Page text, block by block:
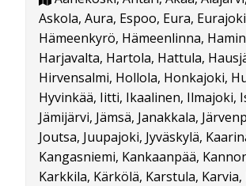
Askola, Aura, Espoo, Eura,
Hämeenkyrö, Hämeenlinna,
Harjavalta, Hartola, Hattula,
Hirvensalmi, Hollola, Honkajoki,
Hyvinkää, Iitti, Ikaalinen, Ilmajoki,
Jämijärvi, Jämsä, Janakkala,
Joutsa, Juupajoki, Jyväskylä,
Kangasniemi, Kankaanpää,
Karkkila, Kärkölä, Karstula,